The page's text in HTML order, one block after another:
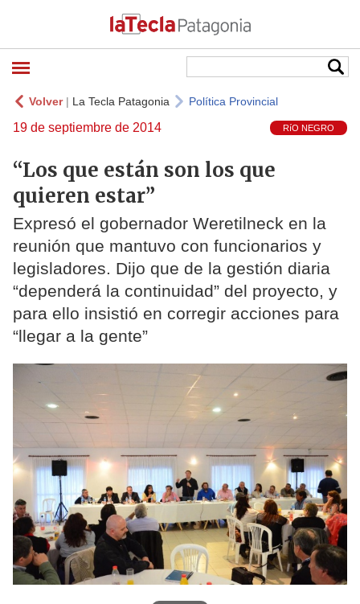
Volver| La Tecla Patagonia Política Provincial
19 de septiembre de 2014 RíO NEGRO
“Los que están son los que
quieren estar”
Expresó el gobernador Weretilneck en la
reunión que mantuvo con funcionarios y
legisladores. Dijo que de la gestión diaria
“dependerá la continuidad” del proyecto, y
para ello insistió en corregir acciones para
“llegar a la gente”